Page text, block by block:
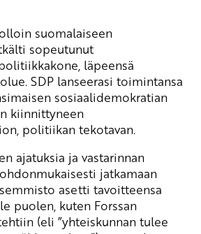
suomalaiseen
sopeutunut
läpeensä
SDP lanseerasi toimintansa
sosiaalidemokratian
kiinnittyneen
politiikan tekotavan.
ajatuksia ja vastarinnan
jatkamaan
asetti tavoitteensa
puolen, kuten Forssan
(eli ”yhteiskunnan tulee